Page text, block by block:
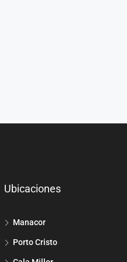
Ubicaciones
Manacor
Porto Cristo